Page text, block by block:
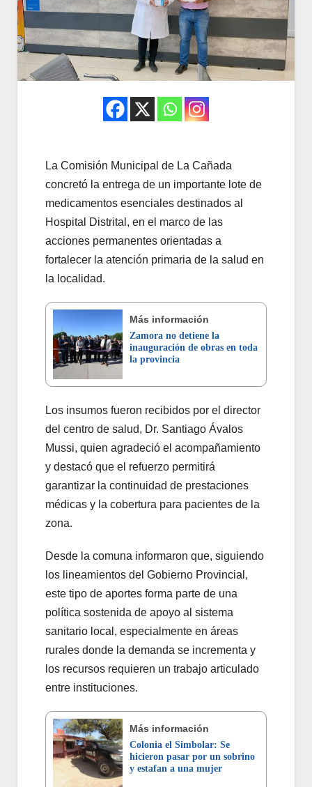
La Comisión Municipal de La Cañada
concretó la entrega de un importante lote de
medicamentos esenciales destinados al
Hospital Distrital, en el marco de las
acciones permanentes orientadas a
fortalecer la atención primaria de la salud en
la localidad.
Más información
Zamora no detiene la
inauguración de obras en toda
la provincia
Los insumos fueron recibidos por el director
del centro de salud, Dr. Santiago Ávalos
Mussi, quien agradeció el acompañamiento
y destacó que el refuerzo permitirá
garantizar la continuidad de prestaciones
médicas y la cobertura para pacientes de la
zona.
Desde la comuna informaron que, siguiendo
los lineamientos del Gobierno Provincial,
este tipo de aportes forma parte de una
política sostenida de apoyo al sistema
sanitario local, especialmente en áreas
rurales donde la demanda se incrementa y
los recursos requieren un trabajo articulado
entre instituciones.
Más información
Colonia el Simbolar: Se
hicieron pasar por un sobrino
y estafan a una mujer